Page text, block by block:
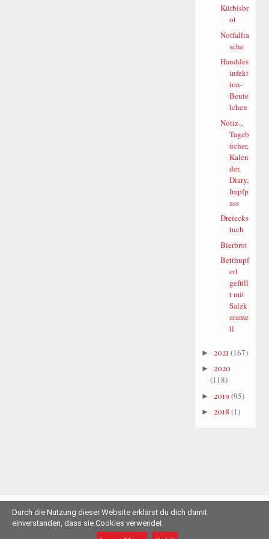
Kürbisbr
ot
Notfallta
sche
Handdes
infekt
ion-
Beute
lchen
Notiz-,
Tageb
ücher,
Kalen
der,
Diary,
Impfp
ass
Dreiecks
tuch
Bierbrot
Betthupf
erl
gefüll
t mit
Salzk
arame
ll
► 2021 (167)
► 2020
(118)
► 2019 (95)
► 2018 (1)
© 2011-2019 Herzschlüssel.de |
Durch die Nutzung dieser Website erklärst du dich damit
einverstanden, dass sie Cookies verwendet.